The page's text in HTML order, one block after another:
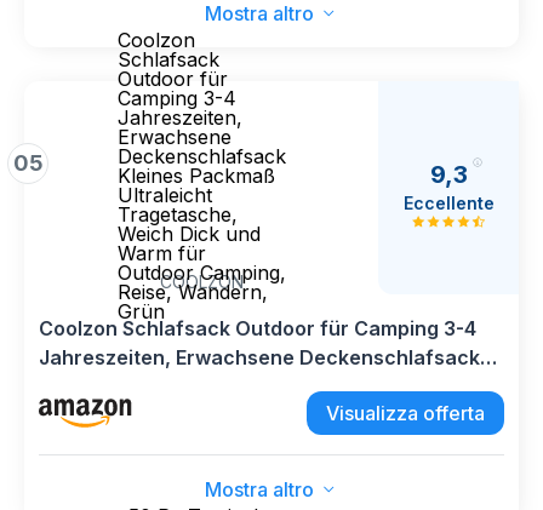
Mostra altro
05
Coolzon
Schlafsack
Outdoor für
Camping 3-4
Jahreszeiten,
Erwachsene
Deckenschlafsack
Kleines Packmaß
Ultraleicht
Tragetasche,
Weich Dick und
Warm für
Outdoor Camping,
Reise, Wandern,
Grün
COOLZON
9,3
Eccellente
Coolzon Schlafsack Outdoor für Camping 3-4
Jahreszeiten, Erwachsene Deckenschlafsack
Kleines Packmaß Ultraleicht Tragetasche,
Weich Dick und Warm für Outdoor Camping,
Visualizza offerta
Mostra altro